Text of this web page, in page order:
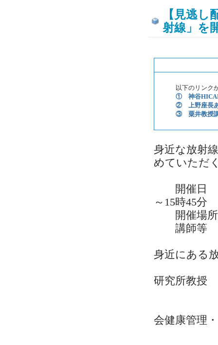
【見逃
射線」を
以下のリンクか
① 神谷
② 上野座長あ
③ 粟井教授
身近な放射
めていただ
開催日 令
～15時45
開催場所
講師等
身近にある
研究所教授
会健康管理